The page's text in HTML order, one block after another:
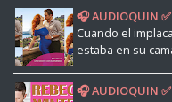
🎧 AUDIOQUIN
Cuando el
estaba en su
🎧 AUDIOQUIN ✅